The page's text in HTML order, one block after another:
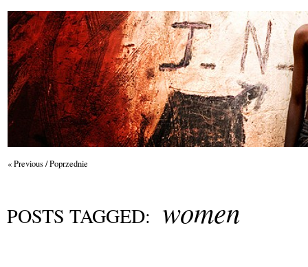
« Previous / Poprzednie
POSTS TAGGED: women